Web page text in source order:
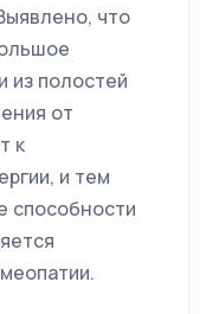
что
из полостей
от
к
и тем
способности